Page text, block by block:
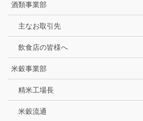
酒類事業部
主なお取引先
飲食店の皆様へ
米穀事業部
精米工場長
米穀流通